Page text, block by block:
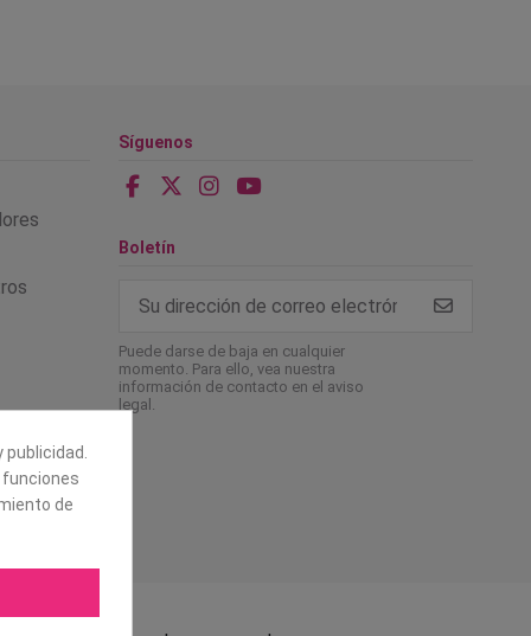
Síguenos
Boletín
Puede darse de baja en cualquier
momento. Para ello, vea nuestra
información de contacto en el aviso
legal.
publicidad.
de